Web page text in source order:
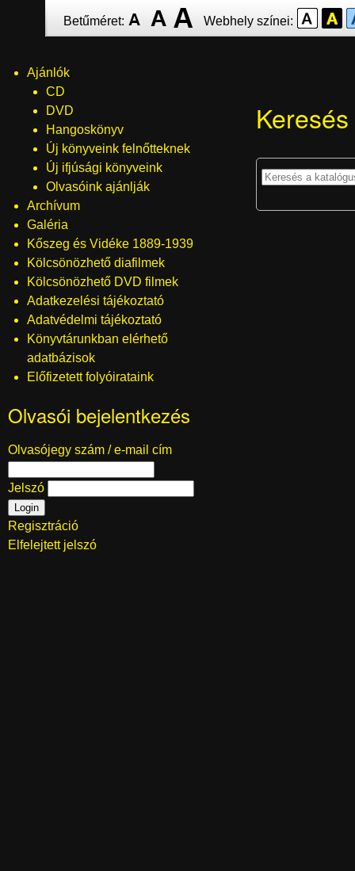
Betűméret: Webhely színei:
Menü
Ajánlók
CD
DVD
Hangoskönyv
Új könyveink felnőtteknek
Új ifjúsági könyveink
Olvasóink ajánlják
Archívum
Galéria
Kőszeg és Vidéke 1889-1939
Kölcsönözhető diafilmek
Kölcsönözhető DVD filmek
Adatkezelési tájékoztató
Adatvédelmi tájékoztató
Könyvtárunkban elérhető
adatbázisok
Előfizetett folyóirataink
Olvasói bejelentkezés
Olvasójegy szám / e-mail cím
Jelszó
Regisztráció
Elfelejtett jelszó
Keresés